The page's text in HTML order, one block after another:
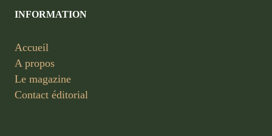
INFORMATION
Accueil
A propos
Le magazine
Contact éditorial